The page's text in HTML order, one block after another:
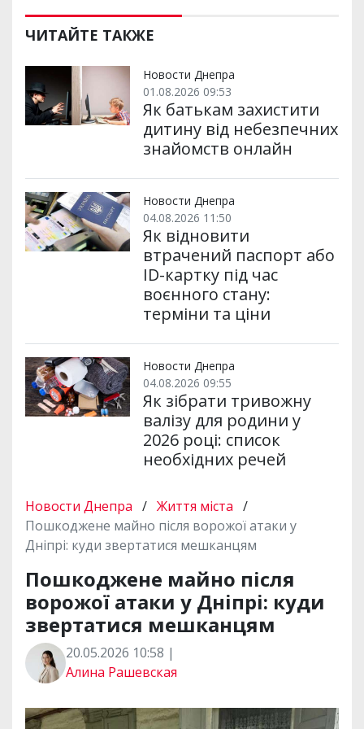
и
р
и
и
e
b
o
k
t
t
e
i
l
e
m p
ЧИТАЙТЕ ТАКЖЕ
Новости Днепра
01.08.2026 09:53
Як батькам захистити
дитину від небезпечних
знайомств онлайн
Новости Днепра
04.08.2026 11:50
Як відновити
втрачений паспорт або
ID-картку під час
воєнного стану:
терміни та ціни
Новости Днепра
04.08.2026 09:55
Як зібрати тривожну
валізу для родини у
2026 році: список
необхідних речей
Новости Днепра / Життя міста /
Пошкоджене майно після ворожої атаки у
Дніпрі: куди звертатися мешканцям
Пошкоджене майно після
ворожої атаки у Дніпрі: куди
звертатися мешканцям
20.05.2026 10:58 |
Алина Рашевская